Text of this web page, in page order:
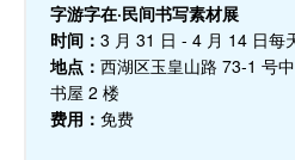
字游字在·民间书写素材展
时间： 3 月 31 日 - 4 月 14 日每
地点： 西湖区玉皇山路 73-1 号
书屋 2 楼
费用： 免费